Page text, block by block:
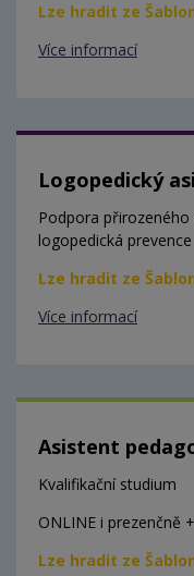
Lze hradit ze
Více informací
Logopedický
Podpora
logopedická prevence
Lze hradit ze
Více informací
Asistent
Kvalifikační studium
ONLINE i prezenčně
Lze hradit ze